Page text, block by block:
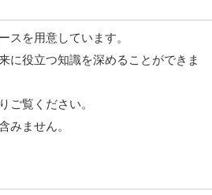
スを用意しています。
に役立つ知識を深めることができま
ご覧ください。
みません。